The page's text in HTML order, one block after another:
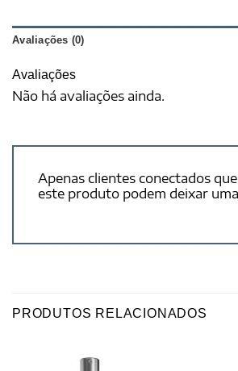
Avaliações (0)
Avaliações
Não há avaliações ainda.
Apenas clientes conectados
este produto podem deixar
PRODUTOS RELACIONADOS